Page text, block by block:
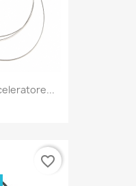
favorite_border